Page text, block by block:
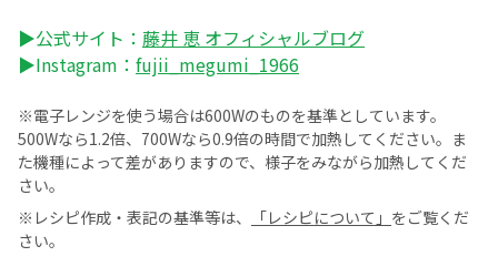
▶公式サイト： 藤井 恵 オフィシャルブログ
▶Instagram： fujii_megumi_1966
※電子レンジを使う場合は600Wのものを基準としています。
500Wなら1.2倍、700Wなら0.9倍の時間で加熱してください。ま
た機種によって差がありますので、様子をみながら加熱してくだ
さい。
※レシピ作成・表記の基準等は、
「レシピについて」 をご覧くだ
さい。